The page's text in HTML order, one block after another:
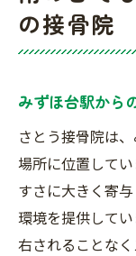
の接骨院
みずほ台駅から
さとう接骨院は
場所に位置して
すさに大きく寄
環境を提供して
右されることな